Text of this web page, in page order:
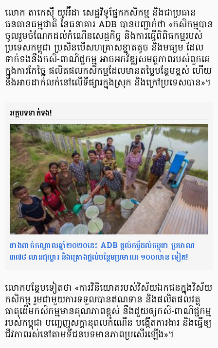
លោក តាកេស៊ី យូអ៊ីដា សេដ្ឋវិទូ​ផ្នែកកសិកម្ម និង​ជា​ប្រធាន​
ធនធានធម្មជាតិ នៃធនាគារ​ ADB បាន​បញ្ជាក់ថា «​កសិកម្ម​បាន​
ចូលរួមចំណែក​ដល់​កំណើន​សេដ្ឋកិច្ច និងការធ្វើ​ពិពិធកម្ម​របស់​
ប្រទេស​កម្ពុជា ប្រសិនបើ​សហគ្រាស​ខ្នាតតូច​ និងមធ្យម ដែល
ទាក់ទង​នឹង​កសិ-ពាណិជ្ជកម្ម អាច​អភវិឌ្ឍ​សមត្ថភាព​របស់ពួកគេ
ក្នុង​ការ​កែច្នៃ ផលិតផល​កសិកម្ម​ដែលមាន​តម្លៃ​បន្ថែមខ្ពស់ ហើយ
នឹង​អាច​ដាក់លក់​នៅលើ​ទីផ្សារ​ក្នុងស្រុក និងក្រៅប្រទេសបាន»។
អត្ថបទទាក់ទង!
ជាងពាក់កណ្ដាលឆ្នាំ២០២០នេះ ADB ផ្ដល់កម្ចីដល់កម្ពុជា ប្រមាណ
៣៧៨ លានដុល្លារ និងគ្រោងផ្ដល់បន្ថែមប្រមាណ ១០០លាន ទៀត!
លោកបន្ថែមទៀតថា «ការវិនិយោគ​របស់​វិស័យ​ឯកជន​ក្នុង​វិស័យ​
កសិកម្ម រួមជាមួយ​ការ​ទទួលបាន​ឥណទាន និងផលិតផល​វត្ថុ
ធាតុដើម​កសិកម្ម​មាន​គុណភាព​ខ្ពស់​ នឹង​ជួយ​ឲ្យ​កសិ-ពាណិជ្ជកម្ម​
របស់​កម្ពុជា បញ្ចេញ​សក្ដានុពល​កំណើន បង្កើតការងារ និង​ធ្វើឲ្យ
ជីវភាព​រស់នៅ​តាមទីជនបទ​មានភាព​ប្រសើរឡើង»។